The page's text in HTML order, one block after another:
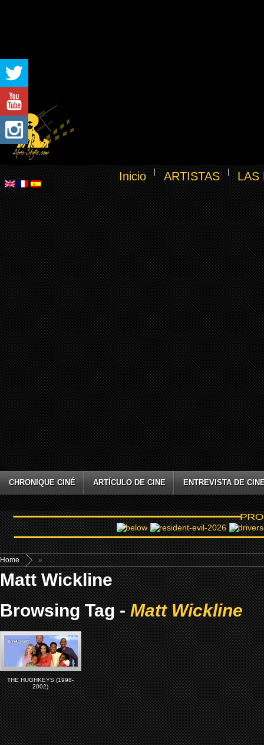
Inicio ARTISTAS LAS
CHRONIQUE CINÉ ARTÍCULO DE CINE ENTREVISTA DE
Home »
Matt Wickline
Browsing Tag -Matt Wickline
THE HUGHKEYS (1998-
2002)